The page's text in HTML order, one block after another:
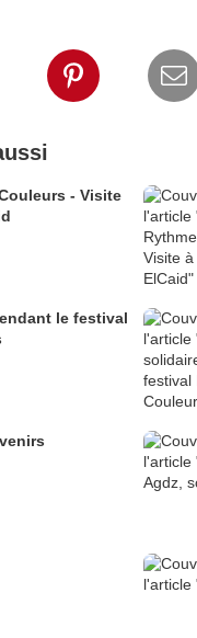
- Visite
le festival